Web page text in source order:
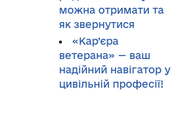
можна отримати та
як звернутися
«Кар’єра
ветерана» — ваш
надійний навігатор у
цивільній професії!